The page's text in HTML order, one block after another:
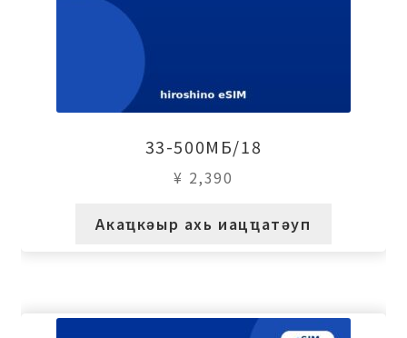
33-500МБ/18
¥ 2,390
Акаҵкәыр ахь иацҵатәуп